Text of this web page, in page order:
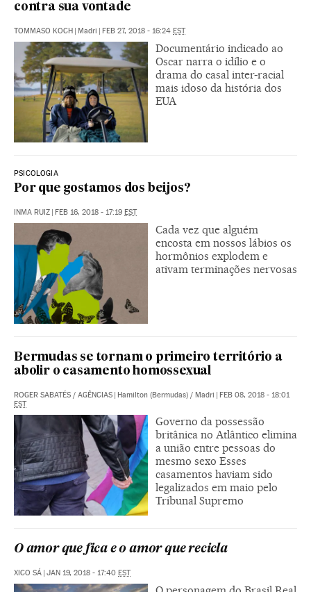
contra sua vontade
TOMMASO KOCH | Madri | FEB 27, 2018 - 16:24 EST
Documentário indicado ao
Oscar narra o idílio e o
drama do casal inter-racial
mais idoso da história dos
EUA
PSICOLOGIA
Por que gostamos dos beijos?
INMA RUIZ | FEB 16, 2018 - 17:19 EST
Cada vez que alguém
encosta em nossos lábios os
hormônios explodem e
ativam terminações nervosas
Bermudas se tornam o primeiro território a
abolir o casamento homossexual
ROGER SABATÉS / AGÊNCIAS | Hamilton (Bermudas) / Madri | FEB 08, 2018 - 18:01
EST
Governo da possessão
britânica no Atlântico elimina
a união entre pessoas do
mesmo sexo Esses
casamentos haviam sido
legalizados em maio pelo
Tribunal Supremo
O amor que fica e o amor que recicla
XICO SÁ | JAN 19, 2018 - 17:40 EST